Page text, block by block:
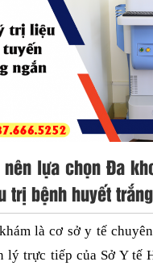
lựa chọn Đa
trị bệnh huyết
là cơ sở y tế
lý trực tiếp của Sở Y tế